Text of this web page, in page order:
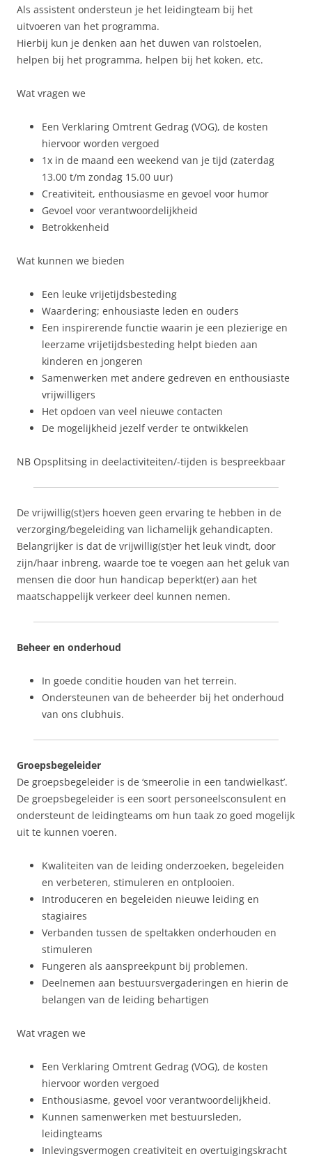
Als assistent ondersteun je het leidingteam bij het
uitvoeren van het programma.
Hierbij kun je denken aan het duwen van rolstoelen,
helpen bij het programma, helpen bij het koken, etc.
Wat vragen we
Een Verklaring Omtrent Gedrag (VOG), de kosten
hiervoor worden vergoed
1x in de maand een weekend van je tijd (zaterdag
13.00 t/m zondag 15.00 uur)
Creativiteit, enthousiasme en gevoel voor humor
Gevoel voor verantwoordelijkheid
Betrokkenheid
Wat kunnen we bieden
Een leuke vrijetijdsbesteding
Waardering; enhousiaste leden en ouders
Een inspirerende functie waarin je een plezierige en
leerzame vrijetijdsbesteding helpt bieden aan
kinderen en jongeren
Samenwerken met andere gedreven en enthousiaste
vrijwilligers
Het opdoen van veel nieuwe contacten
De mogelijkheid jezelf verder te ontwikkelen
NB Opsplitsing in deelactiviteiten/-tijden is bespreekbaar
De vrijwillig(st)ers hoeven geen ervaring te hebben in de
verzorging/begeleiding van lichamelijk gehandicapten.
Belangrijker is dat de vrijwillig(st)er het leuk vindt, door
zijn/haar inbreng, waarde toe te voegen aan het geluk van
mensen die door hun handicap beperkt(er) aan het
maatschappelijk verkeer deel kunnen nemen.
Beheer en onderhoud
In goede conditie houden van het terrein.
Ondersteunen van de beheerder bij het onderhoud
van ons clubhuis.
Groepsbegeleider
De groepsbegeleider is de ‘smeerolie in een tandwielkast’.
De groepsbegeleider is een soort personeelsconsulent en
ondersteunt de leidingteams om hun taak zo goed mogelijk
uit te kunnen voeren.
Kwaliteiten van de leiding onderzoeken, begeleiden
en verbeteren, stimuleren en ontplooien.
Introduceren en begeleiden nieuwe leiding en
stagiaires
Verbanden tussen de speltakken onderhouden en
stimuleren
Fungeren als aanspreekpunt bij problemen.
Deelnemen aan bestuursvergaderingen en hierin de
belangen van de leiding behartigen
Wat vragen we
Een Verklaring Omtrent Gedrag (VOG), de kosten
hiervoor worden vergoed
Enthousiasme, gevoel voor verantwoordelijkheid.
Kunnen samenwerken met bestuursleden,
leidingteams
Inlevingsvermogen creativiteit en overtuigingskracht